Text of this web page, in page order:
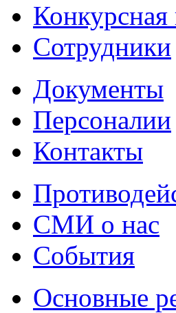
Конкурсная
Сотрудники
Документы
Персоналии
Контакты
СМИ о нас
События
Основные